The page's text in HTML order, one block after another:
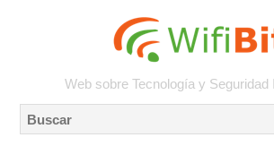
Web sobre Tecnología y Seguridad